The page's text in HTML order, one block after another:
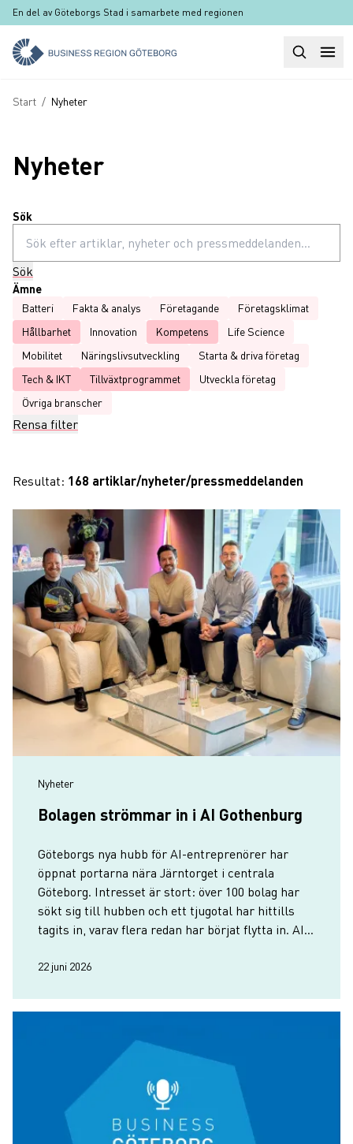
Hoppa till huvudinnehåll
En del av Göteborgs Stad i samarbete med regionen
Sök
Länkstig
Start / Nyheter
Nyheter
Sök
Sök
Ämne
Batteri
Fakta & analys Företagande
Företagsklimat
Hållbarhet
Innovation Kompetens
Life Science
Mobilitet
Näringslivsutveckling
Starta & driva företag
Tech & IKT
Tillväxtprogrammet
Utveckla företag
Övriga branscher
Rensa filter
Resultat: 168 artiklar/nyheter/pressmeddelanden
Nyheter
Bolagen strömmar in i AI Gothenburg
Göteborgs nya hubb för AI-entreprenörer har
öppnat portarna nära Järntorget i centrala
Göteborg. Intresset är stort: över 100 bolag har
sökt sig till hubben och ett tjugotal har hittills
tagits in, varav flera redan har börjat flytta in. AI
till hösten.
22 juni 2026